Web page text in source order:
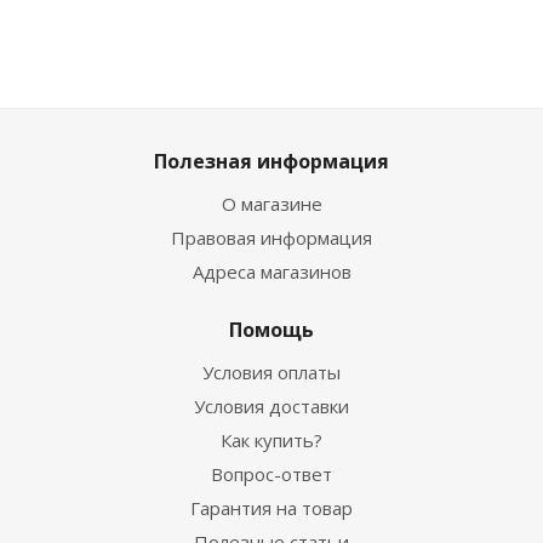
Полезная информация
О магазине
Правовая информация
Адреса магазинов
Помощь
Условия оплаты
Условия доставки
Как купить?
Вопрос-ответ
Гарантия на товар